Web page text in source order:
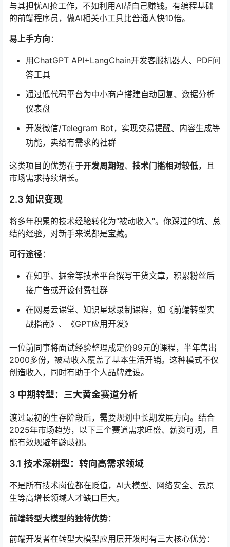
与其担忧AI抢工作，不如利用AI帮自己赚钱。有编程基础
的前端程序员，做AI相关小工具比普通人快10倍。
易上手方向 ：
用ChatGPT API+LangChain开发客服机器人、PDF问
答工具
通过低代码平台为中小商户搭建自动回复、数据分析
仪表盘
开发微信/Telegram Bot，实现交易提醒、内容生成等
功能，卖给有需求的社群
这类项目的优势在于开发周期短、 技术门槛相对较低，且
市场需求持续增长。
2.3 知识变现
将多年积累的技术经验转化为“被动收入”。你踩过的坑、总
结的经验，对新手来说都是宝藏。
可行途径：
在知乎、掘金等技术平台撰写干货文章，积累粉丝后
接广告或开设付费社群
在网易云课堂、知识星球录制课程，如《前端转型实
战指南》、《GPT应用开发》
一位前同事将面试经验整理成定价99元的课程，半年售出
2000多份，被动收入覆盖了基本生活开销。这种模式不仅
创造收入，同时有助于个人品牌建设。
3 中期转型：三大黄金赛道分析
渡过最初的生存阶段后，需要规划中长期发展方向。结合
2025年市场趋势，以下三个赛道需求旺盛、薪资可观，且
能有效规避年龄歧视。
3.1 技术深耕型：转向高需求领域
不是所有技术岗位都在贬值，AI大模型、网络安全、云原
生等高增长领域人才缺口巨大。
前端转型大模型的独特优势：
前端开发者在转型大模型应用层开发时有三大核心优势：